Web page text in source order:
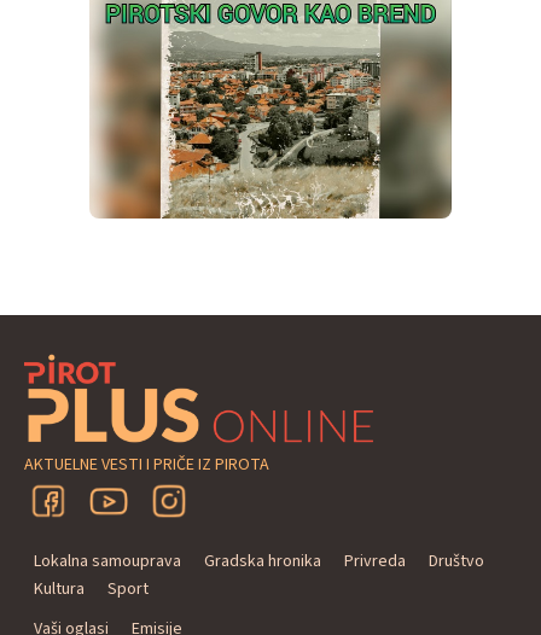
AKTUELNE VESTI I PRIČE IZ PIROTA
Lokalna samouprava Gradska hronika Privreda
Društvo
Kultura
Sport
Vaši oglasi
Emisije